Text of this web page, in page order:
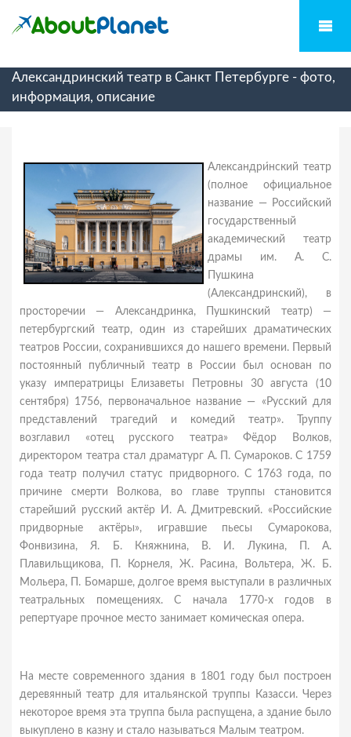
Александринский театр в Санкт Петербурге - фото,
информация, описание
Александри́нский театр
(полное официальное
название — Российский
государственный
академический театр
драмы им. А. С.
Пушкина
(Александринский), в
просторечии — Александринка, Пушкинский театр) —
петербургский театр, один из старейших драматических
театров России, сохранившихся до нашего времени. Первый
постоянный публичный театр в России был основан по
указу императрицы Елизаветы Петровны 30 августа (10
сентября) 1756, первоначальное название — «Русский для
представлений трагедий и комедий театр». Труппу
возглавил «отец русского театра» Фёдор Волков,
директором театра стал драматург А. П. Сумароков. С 1759
года театр получил статус придворного. С 1763 года, по
причине смерти Волкова, во главе труппы становится
старейший русский актёр И. А. Дмитревский. «Российские
придворные актёры», игравшие пьесы Сумарокова,
Фонвизина, Я. Б. Княжнина, В. И. Лукина, П. А.
Плавильщикова, П. Корнеля, Ж. Расина, Вольтера, Ж. Б.
Мольера, П. Бомарше, долгое время выступали в различных
театральных помещениях. С начала 1770-х годов в
репертуаре прочное место занимает комическая опера.
На месте современного здания в 1801 году был построен
деревянный театр для итальянской труппы Казасси. Через
некоторое время эта труппа была распущена, а здание было
выкуплено в казну и стало называться Малым театром.